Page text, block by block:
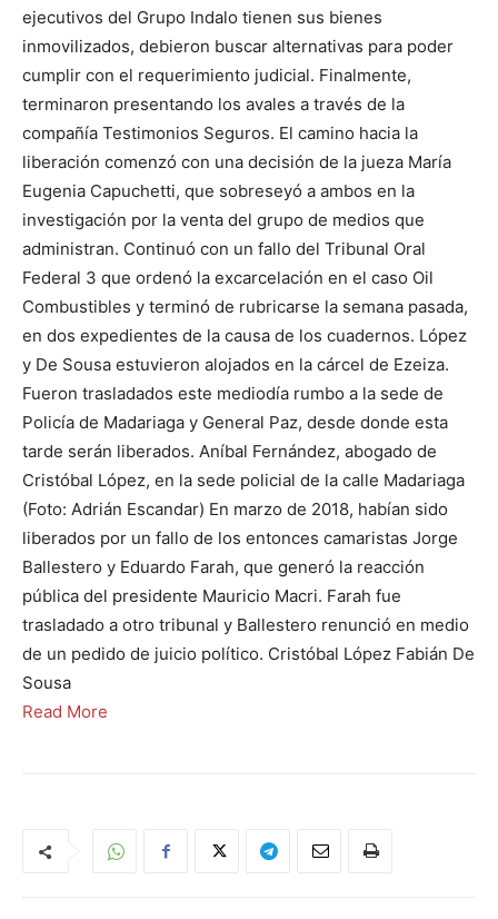
ejecutivos del Grupo Indalo tienen sus bienes
inmovilizados, debieron buscar alternativas para poder
cumplir con el requerimiento judicial. Finalmente,
terminaron presentando los avales a través de la
compañía Testimonios Seguros. El camino hacia la
liberación comenzó con una decisión de la jueza María
Eugenia Capuchetti, que sobreseyó a ambos en la
investigación por la venta del grupo de medios que
administran. Continuó con un fallo del Tribunal Oral
Federal 3 que ordenó la excarcelación en el caso Oil
Combustibles y terminó de rubricarse la semana pasada,
en dos expedientes de la causa de los cuadernos. López
y De Sousa estuvieron alojados en la cárcel de Ezeiza.
Fueron trasladados este mediodía rumbo a la sede de
Policía de Madariaga y General Paz, desde donde esta
tarde serán liberados. Aníbal Fernández, abogado de
Cristóbal López, en la sede policial de la calle Madariaga
(Foto: Adrián Escandar) En marzo de 2018, habían sido
liberados por un fallo de los entonces camaristas Jorge
Ballestero y Eduardo Farah, que generó la reacción
pública del presidente Mauricio Macri. Farah fue
trasladado a otro tribunal y Ballestero renunció en medio
de un pedido de juicio político. Cristóbal López Fabián De
Sousa
Read More